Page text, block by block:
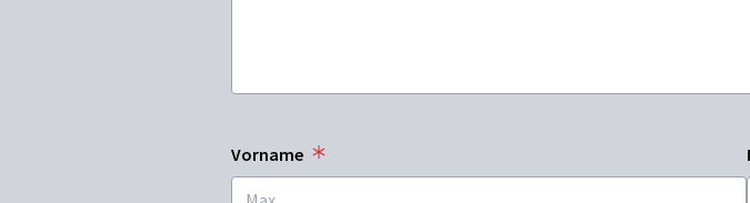
Vorname